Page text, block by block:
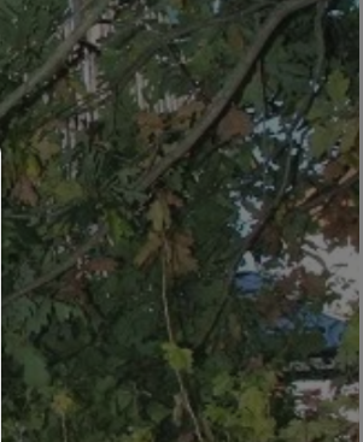
Consent
HILFE
Um fortfahren zu
Auswahl treffen.
Erläuterung der
Alles